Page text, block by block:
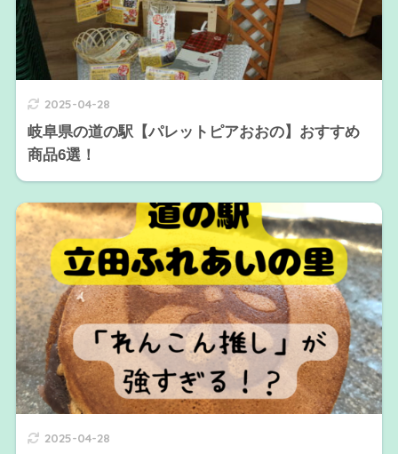
2025-04-28
岐阜県の道の駅【パレットピアおおの】おすすめ
商品6選！
2025-04-28